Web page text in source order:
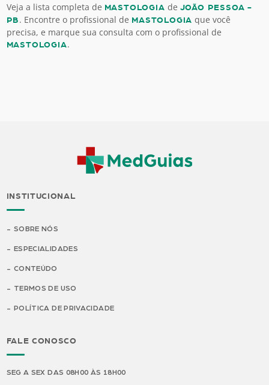
Veja a lista completa de MASTOLOGIA de JOÃO PESSOA -
PB . Encontre o profissional de MASTOLOGIA que você
precisa, e marque sua consulta com o profissional de
MASTOLOGIA.
INSTITUCIONAL
SOBRE NÓS
ESPECIALIDADES
CONTEÚDO
TERMOS DE USO
POLÍTICA DE PRIVACIDADE
FALE CONOSCO
SEG A SEX DAS 08H00 ÀS 18H00